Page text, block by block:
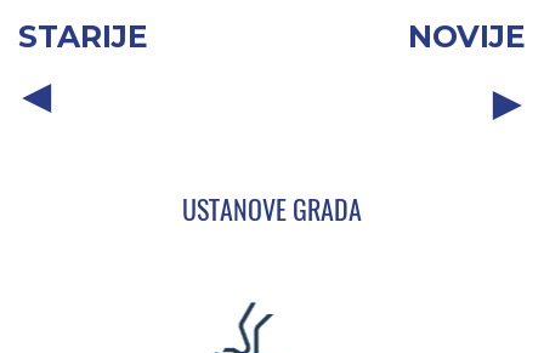
STARIJE NOVIJE
USTANOVE GRADA